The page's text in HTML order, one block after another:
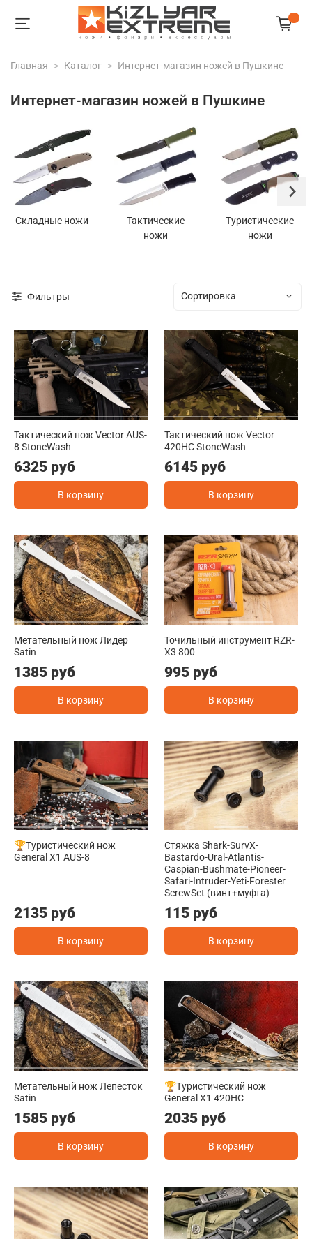
Главная Каталог Интернет-магазин ножей в Пушкине
Интернет-магазин ножей в Пушкине
Складные ножи
Тактические
ножи
Туристические
ножи
Фильтры
Тактический нож Vector AUS-
8 StoneWash
6325 руб
В корзину
Тактический нож Vector
420HC StoneWash
6145 руб
В корзину
Метательный нож Лидер
Satin
1385 руб
В корзину
Точильный инструмент RZR-
X3 800
995 руб
В корзину
🏆Туристический нож
General X1 AUS-8
2135 руб
В корзину
Стяжка Shark-SurvX-
Bastardo-Ural-Atlantis-
Caspian-Bushmate-Pioneer-
Safari-Intruder-Yeti-Forester
ScrewSet (винт+муфта)
115 руб
В корзину
Метательный нож Лепесток
Satin
1585 руб
В корзину
🏆Туристический нож
General X1 420HC
2035 руб
В корзину